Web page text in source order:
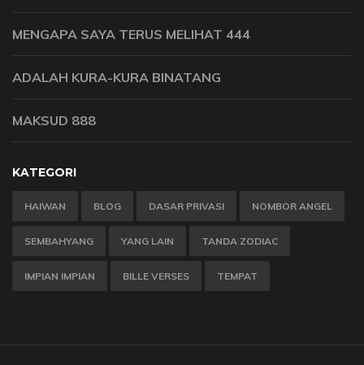
MENGAPA SAYA TERUS MELIHAT 444
ADALAH KURA-KURA BINATANG
MAKSUD 888
KATEGORI
HAIWAN BLOG DASAR PRIVASI NOMBOR ANGEL
SEMBAHYANG YANG LAIN TANDA ZODIAC
IMPIAN IMPIAN BILLE VERSES TEMPAT